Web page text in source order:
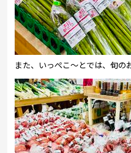
また、いっぺこ～とでは、旬の